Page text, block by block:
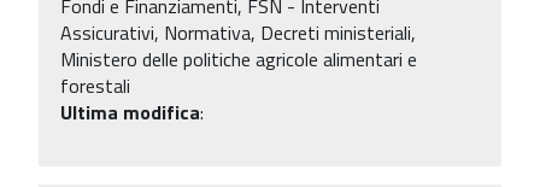
Assicurativi, Normativa, Decreti ministeriali,
Ministero delle politiche agricole alimentari e
forestali
Ultima modifica: